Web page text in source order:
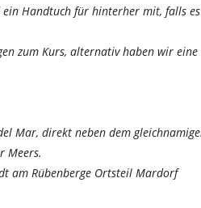
Handtuch für hinterher mit, falls
zum Kurs, alternativ haben wir
Mar, direkt neben dem
Meers.
am Rübenberge Ortsteil Mardorf